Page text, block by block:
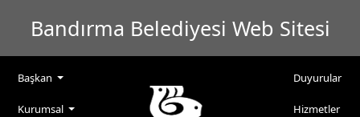
Bandırma Belediyesi Web Sitesi
Başkan
Kurumsal
Duyurular
Hizmetler